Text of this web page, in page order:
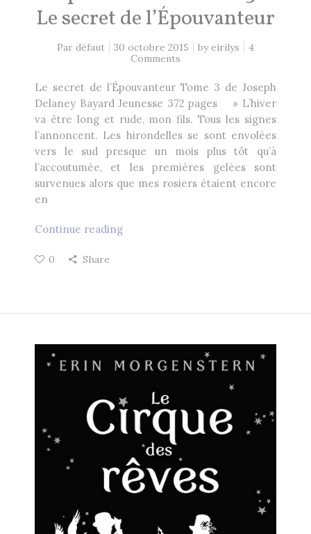
Le secret de l’Épouvanteur
Par défaut 30 octobre 2015 byeirilys
4
Comments
Le secret de l’Épouvanteur Tome 3 de Joseph
Delaney Bayard Jeunesse 372 pages » L’hiver
va être long et rude, mon fils. Tous les signes
l’annoncent. Les hirondelles se sont envolées
vers le sud presque un mois plus tôt qu’à
l’accoutumée, et les premières gelées sont
survenues alors que mes rosiers étaient encore
en
Continue reading
0 Share